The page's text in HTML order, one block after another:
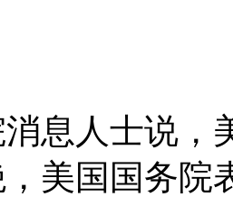
息人士说，
美国国务院